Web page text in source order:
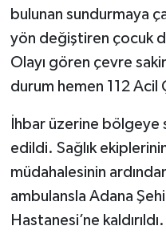
bulunan sundurmaya
yön değiştiren çocuk
Olayı gören çevre
durum hemen 112
İhbar üzerine bölgeye
edildi. Sağlık
müdahalesinin
ambulansla Adana
Hastanesi’ne kaldırıldı.